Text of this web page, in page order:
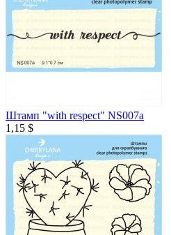
Штамп "with respect" NS007a
1,15 $